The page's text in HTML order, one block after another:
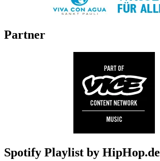
Partner
Spotify Playlist by HipHop.de